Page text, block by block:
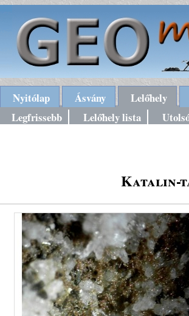
Nyitólap Ásvány Lelőhely
Legfrissebb
Lelőhely lista
Katalin-